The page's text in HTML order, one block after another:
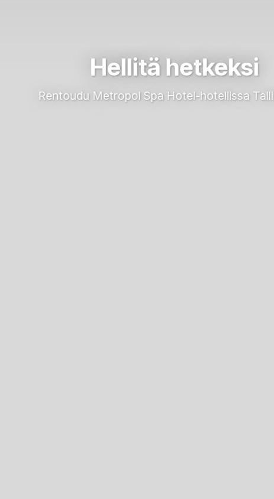
Hellitä hetkeksi
Rentoudu Metropol Spa Hotel-hotellissa